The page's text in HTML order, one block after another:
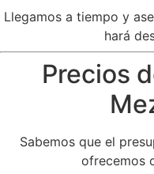
Llegamos a tiempo y
hará
Precios
Sabemos que el
ofrecemos